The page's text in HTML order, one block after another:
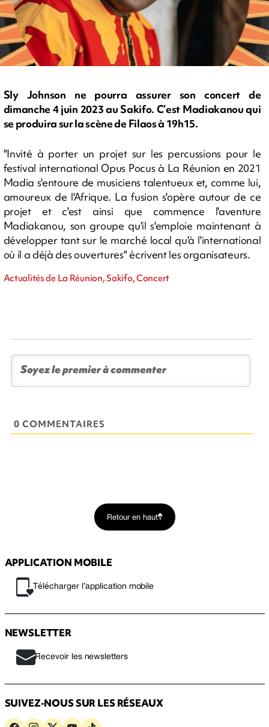
Sly Johnson ne pourra assurer son concert de
dimanche 4 juin 2023 au Sakifo. C’est Madiakanou qui
se produira sur la scène de Filaos à 19h15.
"Invité à porter un projet sur les percussions pour le
festival international Opus Pocus à La Réunion en 2021
Madia s'entoure de musiciens talentueux et, comme lui,
amoureux de l'Afrique. La fusion s'opère autour de ce
projet et c'est ainsi que commence l'aventure
Madiakanou, son groupe qu'il s'emploie maintenant à
développer tant sur le marché local qu'à l'international
où il a déjà des ouvertures" écrivent les organisateurs.
Actualités de La Réunion, Sakifo, Concert
0 COMMENTAIRES
Retour en haut
APPLICATION MOBILE
Télécharger l’application mobile
NEWSLETTER
Recevoir les newsletters
SUIVEZ-NOUS SUR LES RÉSEAUX